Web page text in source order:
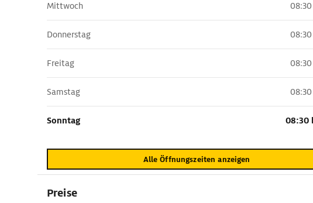
Mittwoch 08:30
Donnerstag 08:30
Freitag 08:30
Samstag 08:30
Sonntag 08:30
Alle Öffnungszeiten anzeigen
Preise